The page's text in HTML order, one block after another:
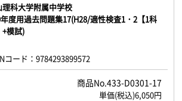
理科大学附属中学校
度用過去問題集17(H28/適性検査1・2【1科
+模試)
コード：9784293899572
433-D0301-17
6,050円